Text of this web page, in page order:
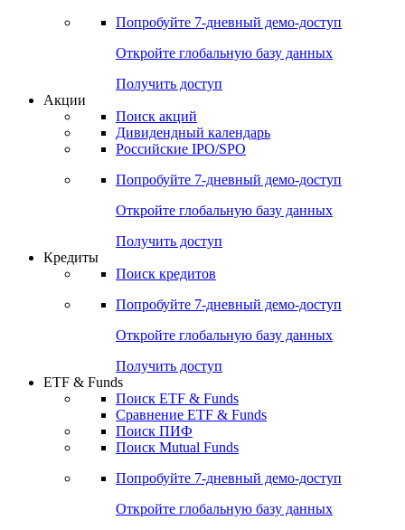
Попробуйте 7-дневный демо-доступ
Откройте глобальную базу данных
Получить доступ
Акции
Поиск акций
Дивидендный календарь
Российские IPO/SPO
Попробуйте 7-дневный демо-доступ
Откройте глобальную базу данных
Получить доступ
Кредиты
Поиск кредитов
Попробуйте 7-дневный демо-доступ
Откройте глобальную базу данных
Получить доступ
ETF & Funds
Поиск ETF & Funds
Сравнение ETF & Funds
Поиск ПИФ
Поиск Mutual Funds
Попробуйте 7-дневный демо-доступ
Откройте глобальную базу данных